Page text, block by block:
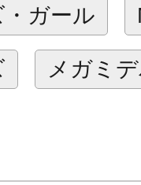
ングレバー
楽しみ頂け
す。
が可能。弾
ことができ
ガール
メガミ